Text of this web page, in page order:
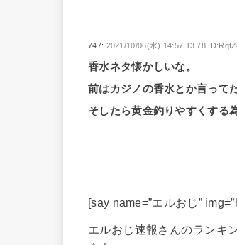
747: 2021/10/06(水) 14:57:13.78
香水ネタ懐かしいな。
前はカジノの香水とか言って
そしたら黄金釣りやすくする
[say name=”エルおじ”
エルおじ速報さんのランキ